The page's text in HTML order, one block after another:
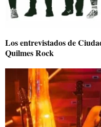
Los entrevistados de
Quilmes Rock